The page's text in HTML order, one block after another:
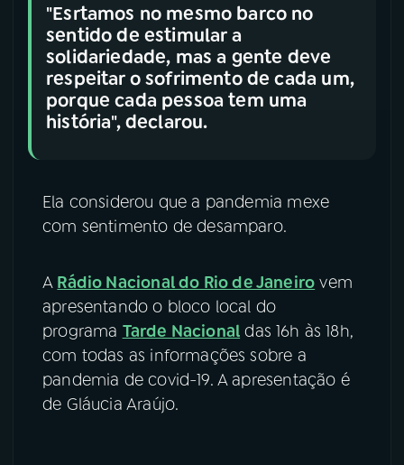
"Esrtamos no mesmo barco no
sentido de estimular a
solidariedade, mas a gente deve
respeitar o sofrimento de cada um,
porque cada pessoa tem uma
história", declarou.
Ela considerou que a pandemia mexe
com sentimento de desamparo.
A Rádio Nacional do Rio de Janeiro vem
apresentando o bloco local do
programa Tarde Nacional das 16h às 18h,
com todas as informações sobre a
pandemia de covid-19. A apresentação é
de Gláucia Araújo.